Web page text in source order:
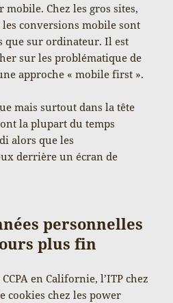
Chez les gros sites,
les conversions mobile sont
que sur ordinateur. Il est
sur les problématique de
approche « mobile first ».
mais surtout dans la tête
la plupart du temps
alors que les
derrière un écran de
personnelles
plus fin
en Californie, l’ITP chez
cookies chez les power